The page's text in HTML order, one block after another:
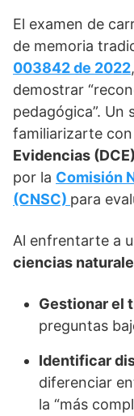
El examen de
de memoria
003842 de 2022
demostrar
pedagógica”. Un
familiarizarte con
Evidencias (DCE)
por la Comisión
(CNSC) para
Al enfrentarte a
ciencias
Gestionar el
preguntas
Identificar
diferenciar
la “más